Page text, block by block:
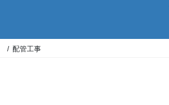
配管工事